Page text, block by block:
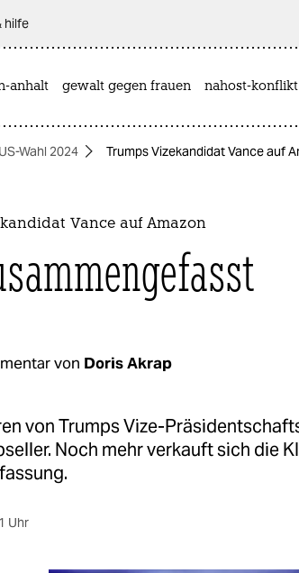
hilfe
anhalt gewalt gegen frauen nahost-konflikt
US-Wahl 2024 Trumps Vizekandidat Vance auf
Vance auf Amazon
von Doris Akrap
von Trumps Vize-
Noch mehr verkauft sich die
Uhr